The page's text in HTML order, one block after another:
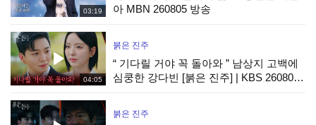
03:19
아 MBN 260805 방송
04:05
붉은 진주
“ 기다릴 거야 꼭 돌아와 ” 남상지 고백에
심쿵한 강다빈 [붉은 진주] | KBS 260807
붉은 진주